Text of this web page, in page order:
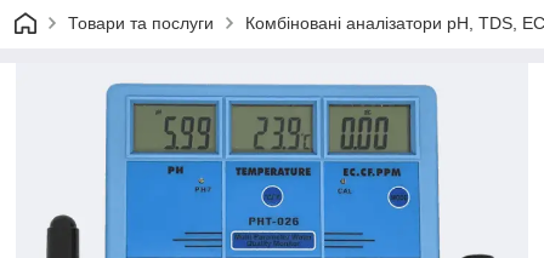
Товари та послуги Комбіновані аналізатори pH, TDS,